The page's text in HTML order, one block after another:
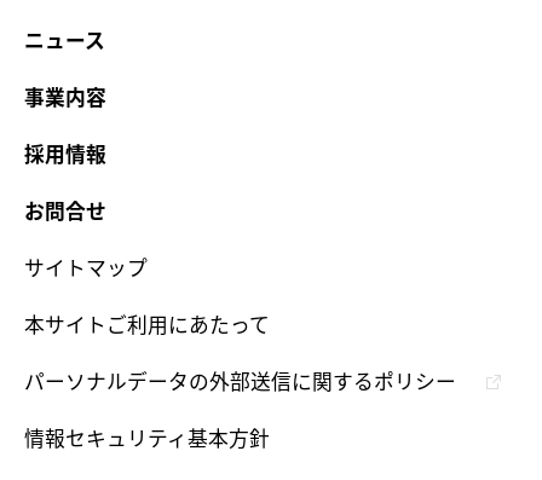
ニュース
事業内容
採用情報
お問合せ
サイトマップ
本サイトご利用にあたって
パーソナルデータの外部送信に関するポリシー
情報セキュリティ基本方針